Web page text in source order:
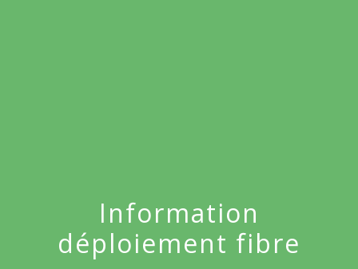
Information
déploiement fibre